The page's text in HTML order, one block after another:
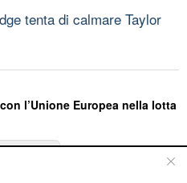
tenta di calmare Taylor
l’Unione Europea nella lotta